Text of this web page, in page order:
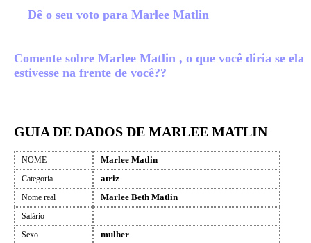
Dê o seu voto para Marlee Matlin
Comente sobre Marlee Matlin , o que você diria se ela
estivesse na frente de você??
GUIA DE DADOS DE MARLEE MATLIN
NOME Marlee Matlin
Categoria atriz
Nome real Marlee Beth Matlin
Salário
Sexo
mulher